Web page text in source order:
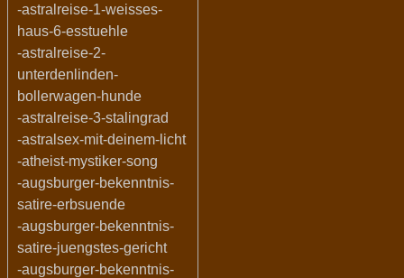
-astralreise-1-weisses-
haus-6-esstuehle
-astralreise-2-
unterdenlinden-
bollerwagen-hunde
-astralreise-3-stalingrad
-astralsex-mit-deinem-licht
-atheist-mystiker-song
-augsburger-bekenntnis-
satire-erbsuende
-augsburger-bekenntnis-
satire-juengstes-gericht
-augsburger-bekenntnis-